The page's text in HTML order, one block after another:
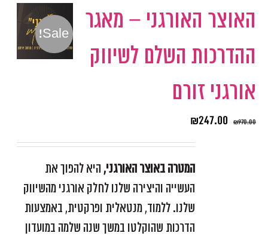
Sale!
האוצר האורגני – מאגר
ההדרכות השלם לשיווק
אורגני זורם
₪970.00
₪247.00
המטרה באוצר האורגני, היא להפוך את
העשייה והיצירה שלנו לחלק אורגני מהשיווק
שלנו. ללמוד, מנטאלית ופרקטית, באמצעות
הדרכות שהוקלטו במשך שנה שלמה במועדון